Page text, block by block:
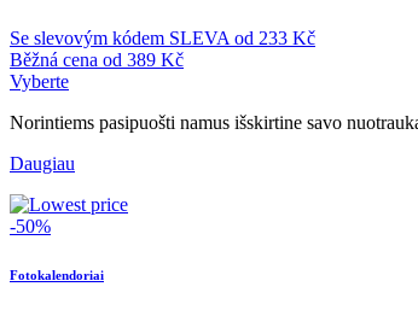
Se slevovým kódem SLEVA od 233 Kč
Běžná cena od 389 Kč
Vyberte
Norintiems pasipuošti namus išskirtine savo
Daugiau
-50%
Fotokalendoriai